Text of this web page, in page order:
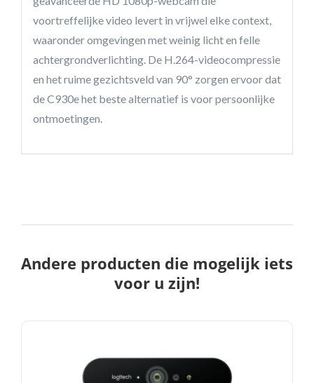
voortreffelijke video levert in vrijwel elke context,
waaronder omgevingen met weinig licht en felle
achtergrondverlichting. De H.264-videocompressie
en het ruime gezichtsveld van 90° zorgen ervoor dat
de C930e het beste alternatief is voor persoonlijke
ontmoetingen.
Andere producten die mogelijk iets
voor u zijn!